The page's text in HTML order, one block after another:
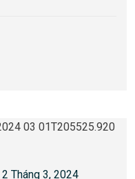
2 Tháng 3, 2024